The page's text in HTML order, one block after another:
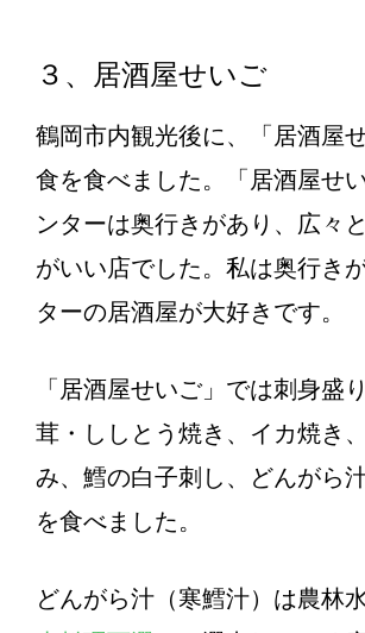
３、居酒屋せいご
鶴岡市内観光後に、「居酒屋
食を食べました。「居酒屋せ
ンターは奥行きがあり、広々
がいい店でした。私は奥行き
ターの居酒屋が大好きです。
「居酒屋せいご」では刺身盛
茸・ししとう焼き、イカ焼き
み、鱈の白子刺し、どんがら
を食べました。
どんがら汁（寒鱈汁）は農林